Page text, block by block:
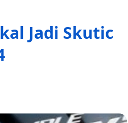
Jadi Skutic